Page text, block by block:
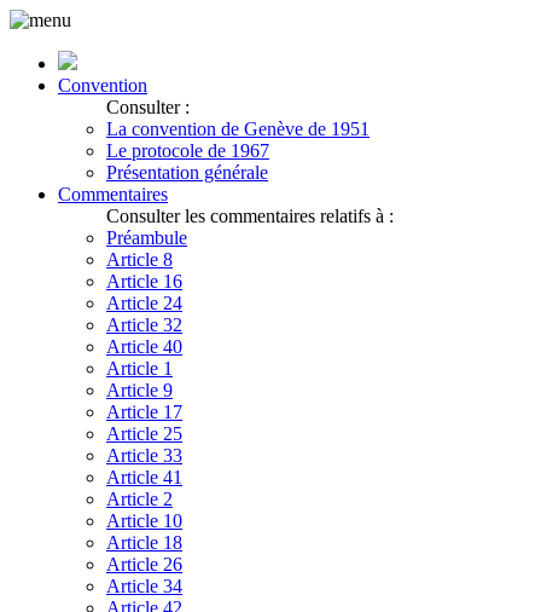
Convention
Consulter :
La convention de Genève de 1951
Le protocole de 1967
Présentation générale
Commentaires
Consulter les commentaires relatifs à :
Préambule
Article 8
Article 16
Article 24
Article 32
Article 40
Article 1
Article 9
Article 17
Article 25
Article 33
Article 41
Article 2
Article 10
Article 18
Article 26
Article 34
Article 42